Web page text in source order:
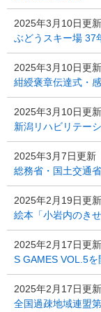
2025年3月10日更新
ぶどうスキー場 37
2025年3月10日更新
紺綬褒章伝達式・
2025年3月10日更新
新潟リハビリテー
2025年3月7日更新
総務省・国土交通
2025年2月19日更新
絵本「小岩内のき
2025年2月17日更新
S GAMES VOL.5を
2025年2月17日更新
全国過疎地域連盟